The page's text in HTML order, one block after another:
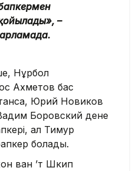
–
Нұрбол
Ахметов бас
Юрий Новиков
Боровский дене
ал Тимур
болады.
ван ’т Шкип